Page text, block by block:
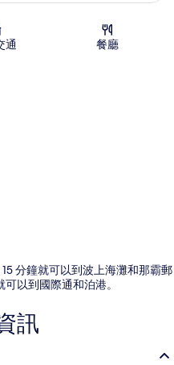
通 餐廳
分鐘就可以到波上海灘和那霸郵
以到國際通和泊港。
訊